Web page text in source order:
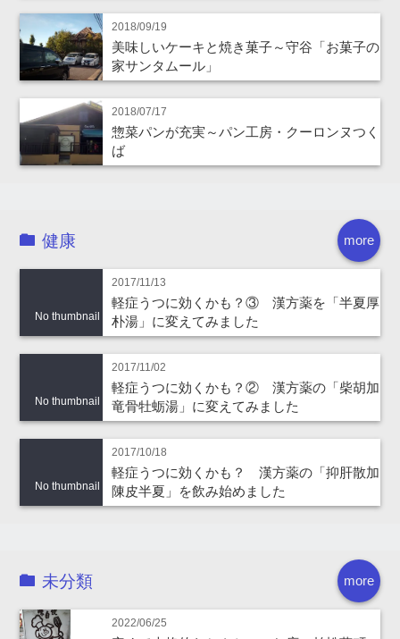
2018/09/19
美味しいケーキと焼き菓子～守谷「お菓子の
家サンタムール」
2018/07/17
惣菜パンが充実～パン工房・クーロンヌつく
ば
more
健康
No thumbnail
2017/11/13
軽症うつに効くかも？③ 漢方薬を「半夏厚
朴湯」に変えてみました
No thumbnail
2017/11/02
軽症うつに効くかも？② 漢方薬の「柴胡加
竜骨牡蛎湯」に変えてみました
No thumbnail
2017/10/18
軽症うつに効くかも？ 漢方薬の「抑肝散加
陳皮半夏」を飲み始めました
more
未分類
2022/06/25